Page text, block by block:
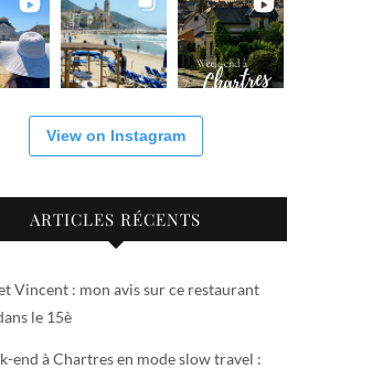
View on Instagram
ARTICLES RÉCENTS
Vincent : mon avis sur ce restaurant
le 15è
end à Chartres en mode slow travel :